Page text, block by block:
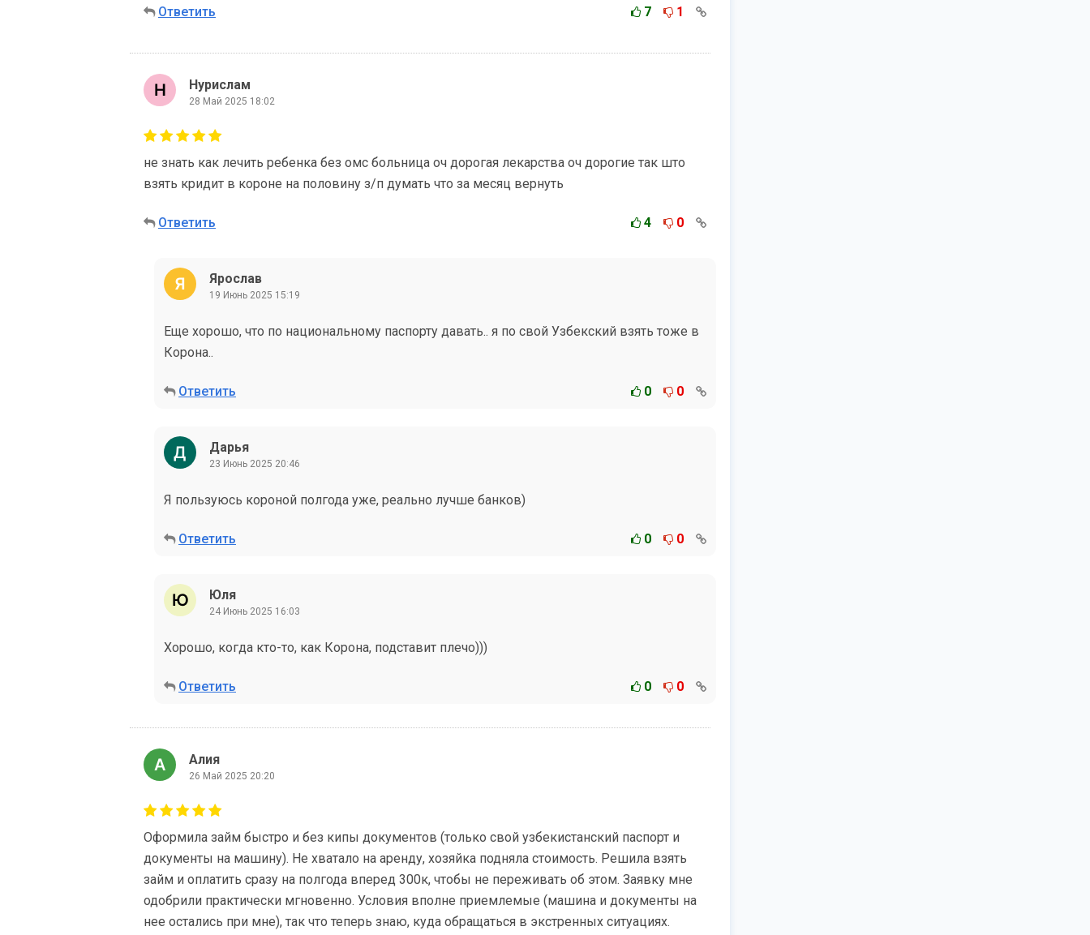
Ответить 7 1
Нурислам
28 Май 2025 18:02
не знать как лечить ребенка без омс больница оч дорогая лекарства оч дорогие так што
взять кридит в короне на половину з/п думать что за месяц вернуть
Ответить 4 0
Ярослав
19 Июнь 2025 15:19
Еще хорошо, что по национальному паспорту давать.. я по свой Узбекский взять тоже в
Корона..
Ответить 0 0
Дарья
23 Июнь 2025 20:46
Я пользуюсь короной полгода уже, реально лучше банков)
Ответить 0 0
Юля
24 Июнь 2025 16:03
Хорошо, когда кто-то, как Корона, подставит плечо)))
Ответить 0 0
Алия
26 Май 2025 20:20
Оформила займ быстро и без кипы документов (только свой узбекистанский паспорт и
документы на машину). Не хватало на аренду, хозяйка подняла стоимость. Решила взять
займ и оплатить сразу на полгода вперед 300к, чтобы не переживать об этом. Заявку мне
одобрили практически мгновенно. Условия вполне приемлемые (машина и документы на
нее остались при мне), так что теперь знаю, куда обращаться в экстренных ситуациях.